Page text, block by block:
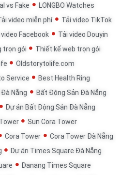
vs Fake
LONGBO Watches
video miễn phí
Tải video TikTok
video Facebook
Tải video Douyin
trọn gói
Thiết kế web trọn gói
Oldstorytolife.com
Service
Best Health Ring
Nẵng
Bất Động Sản Đà Nẵng
Dự án Bất Động Sản Đà Nẵng
Sun Cora Tower
Cora Tower
Cora Tower Đà Nẵng
Dự án Times Square Đà Nẵng
Danang Times Square